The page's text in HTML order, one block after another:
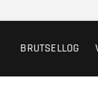
BRUTSELLOG